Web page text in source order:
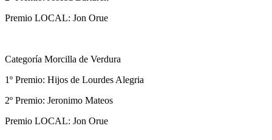
Premio LOCAL: Jon Orue
Categoría Morcilla de Verdura
1º Premio: Hijos de Lourdes Alegria
2º Premio: Jeronimo Mateos
Premio LOCAL: Jon Orue